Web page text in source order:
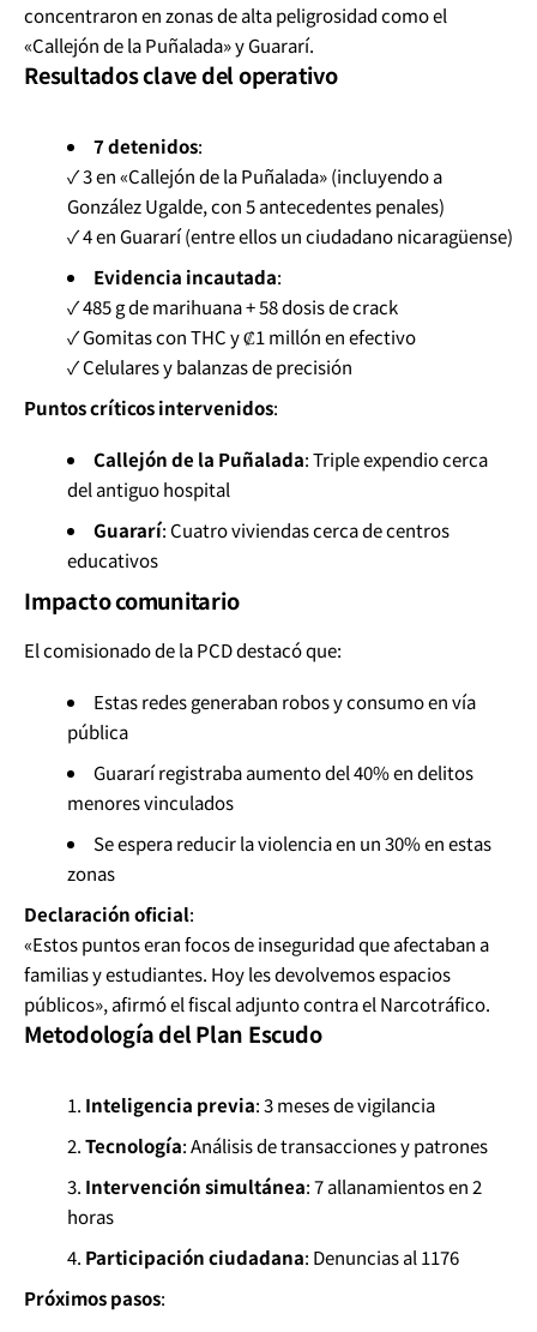
concentraron en zonas de alta peligrosidad como el
«Callejón de la Puñalada» y Guararí.
Resultados clave del operativo
7 detenidos:
✓ 3 en «Callejón de la Puñalada» (incluyendo a
González Ugalde, con 5 antecedentes penales)
✓ 4 en Guararí (entre ellos un ciudadano nicaragüense)
Evidencia incautada:
✓ 485 g de marihuana + 58 dosis de crack
✓ Gomitas con THC y ₡1 millón en efectivo
✓ Celulares y balanzas de precisión
Puntos críticos intervenidos:
Callejón de la Puñalada: Triple expendio cerca
del antiguo hospital
Guararí: Cuatro viviendas cerca de centros
educativos
Impacto comunitario
El comisionado de la PCD destacó que:
Estas redes generaban robos y consumo en vía
pública
Guararí registraba aumento del 40% en delitos
menores vinculados
Se espera reducir la violencia en un 30% en estas
zonas
Declaración oficial:
«Estos puntos eran focos de inseguridad que afectaban a
familias y estudiantes. Hoy les devolvemos espacios
públicos», afirmó el fiscal adjunto contra el Narcotráfico.
Metodología del Plan Escudo
Inteligencia previa: 3 meses de vigilancia
Tecnología: Análisis de transacciones y patrones
Intervención simultánea: 7 allanamientos en 2
horas
Participación ciudadana: Denuncias al 1176
Próximos pasos: